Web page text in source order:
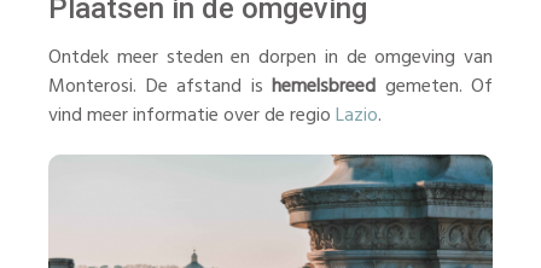
Plaatsen in de omgeving
Ontdek meer steden en dorpen in de omgeving van
Monterosi. De afstand is hemelsbreed gemeten. Of
vind meer informatie over de regioLazio.